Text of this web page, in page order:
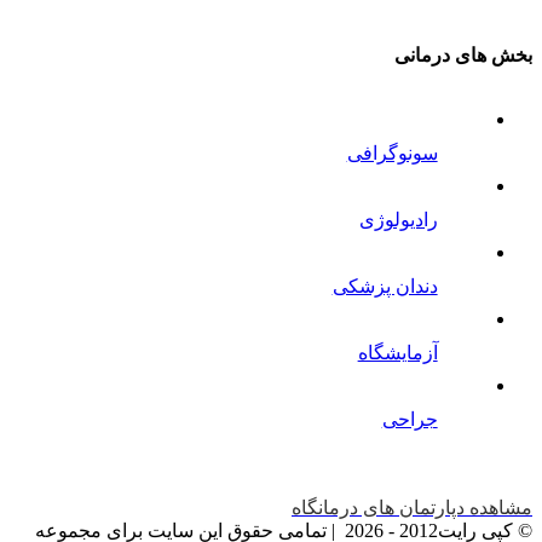
بخش های درمانی
سونوگرافی
رادیولوژی
دندان پزشکی
آزمایشگاه
جراحی
مشاهده دپارتمان های درمانگاه
© کپی رایت2012 -
2026 | تمامی حقوق این سایت برای مجموعه